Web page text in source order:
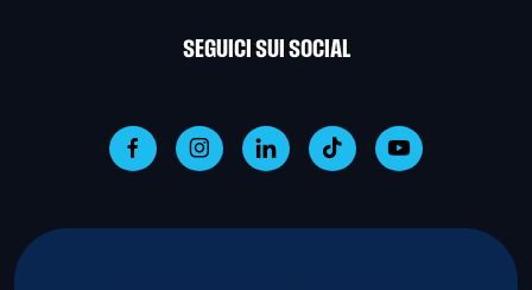
SEGUICI SUI SOCIAL